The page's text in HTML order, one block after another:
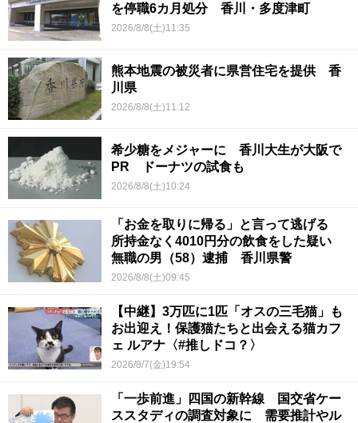
を停職6カ月処分 香川・多度津町
2026/8/8(土)11:35
熊本地震の被災者に県営住宅を提供 香
川県
2026/8/8(土)11:12
希少糖をメジャーに 香川大生が大阪で
PR ドーナツの試食も
2026/8/8(土)10:24
「お金を取りに帰る」と言って逃げる
所持金なく4010円分の飲食をした疑い
無職の男（58）逮捕 香川県警
2026/8/8(土)09:45
【中継】3万匹に1匹「オスの三毛猫」も
お出迎え！保護猫たちと出会える猫カフ
ェ ルアナ〈#推しドコ？〉
2026/8/7(金)19:54
「一歩前進」四国の新幹線 国交省ケー
ススタディの調査対象に 需要推計やル